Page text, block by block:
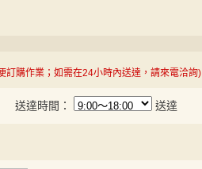
訂購作業；如需在24小時內送達，請來電洽詢)
送達時間： 送達